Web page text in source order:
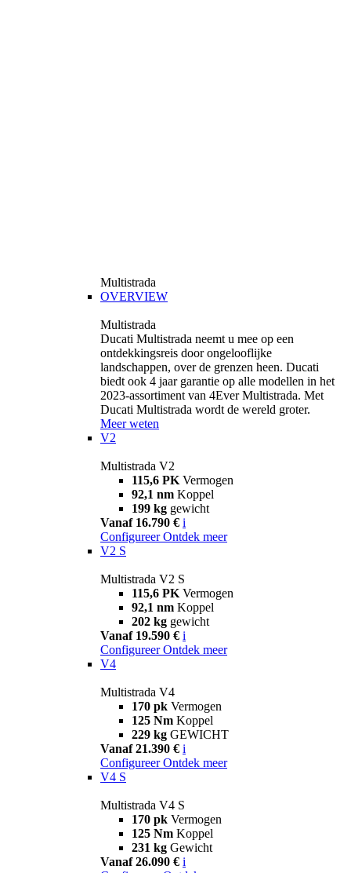
Multistrada
OVERVIEW
Multistrada
Ducati Multistrada neemt u mee op een
ontdekkingsreis door ongelooflijke
landschappen, over de grenzen heen. Ducati
biedt ook 4 jaar garantie op alle modellen in het
2023-assortiment van 4Ever Multistrada. Met
Ducati Multistrada wordt de wereld groter.
Meer weten
V2
Multistrada V2
115,6 PK Vermogen
92,1 nm Koppel
199 kg gewicht
Vanaf 16.790 € i
Configureer Ontdek meer
V2 S
Multistrada V2 S
115,6 PK Vermogen
92,1 nm Koppel
202 kg gewicht
Vanaf 19.590 € i
Configureer Ontdek meer
V4
Multistrada V4
170 pk Vermogen
125 Nm Koppel
229 kg GEWICHT
Vanaf 21.390 € i
Configureer Ontdek meer
V4 S
Multistrada V4 S
170 pk Vermogen
125 Nm Koppel
231 kg Gewicht
Vanaf 26.090 € i